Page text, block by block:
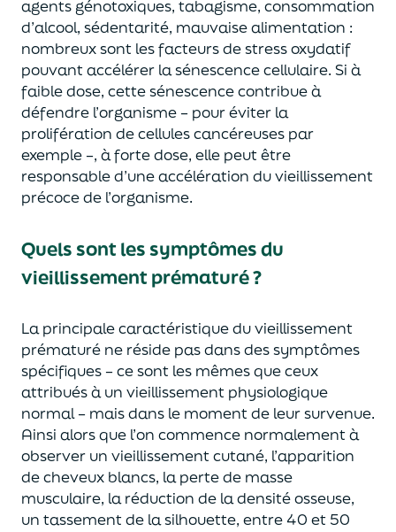
agents génotoxiques, tabagisme, consommation
d’alcool, sédentarité, mauvaise alimentation :
nombreux sont les facteurs de stress oxydatif
pouvant accélérer la sénescence cellulaire. Si à
faible dose, cette sénescence contribue à
défendre l’organisme – pour éviter la
prolifération de cellules cancéreuses par
exemple –, à forte dose, elle peut être
responsable d’une accélération du vieillissement
précoce de l’organisme.
Quels sont les symptômes du
vieillissement prématuré ?
La principale caractéristique du vieillissement
prématuré ne réside pas dans des symptômes
spécifiques – ce sont les mêmes que ceux
attribués à un vieillissement physiologique
normal – mais dans le moment de leur survenue.
Ainsi alors que l’on commence normalement à
observer un vieillissement cutané, l’apparition
de cheveux blancs, la perte de masse
musculaire, la réduction de la densité osseuse,
un tassement de la silhouette, entre 40 et 50